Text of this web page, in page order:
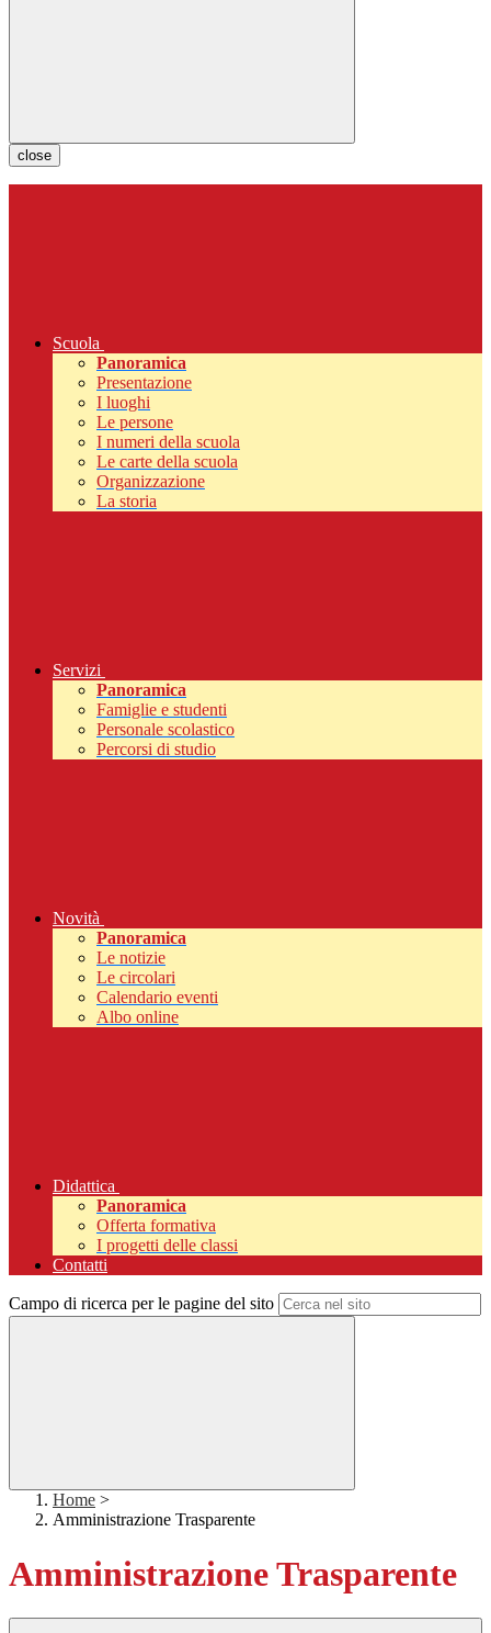
close
Scuola
Panoramica
Presentazione
I luoghi
Le persone
I numeri della scuola
Le carte della scuola
Organizzazione
La storia
Servizi
Panoramica
Famiglie e studenti
Personale scolastico
Percorsi di studio
Novità
Panoramica
Le notizie
Le circolari
Calendario eventi
Albo online
Didattica
Panoramica
Offerta formativa
I progetti delle classi
Contatti
Campo di ricerca per le pagine del sito
Home >
Amministrazione Trasparente
Amministrazione Trasparente